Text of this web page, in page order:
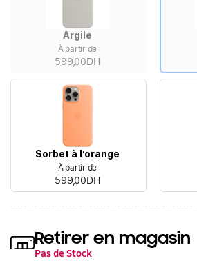
Argile
À partir de
599,00DH
Sorbet à l’orange
À partir de
599,00DH
Retirer en magasin
Pas de Stock